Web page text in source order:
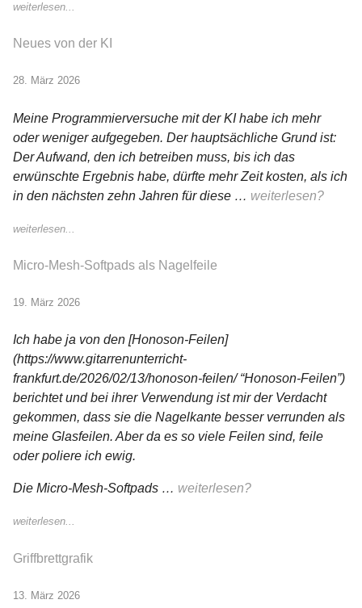
weiterlesen...
Neues von der KI
28. März 2026
Meine Programmierversuche mit der KI habe ich mehr
oder weniger aufgegeben. Der hauptsächliche Grund ist:
Der Aufwand, den ich betreiben muss, bis ich das
erwünschte Ergebnis habe, dürfte mehr Zeit kosten, als ich
in den nächsten zehn Jahren für diese … weiterlesen?
weiterlesen...
Micro-Mesh-Softpads als Nagelfeile
19. März 2026
Ich habe ja von den [Honoson-Feilen]
(https://www.gitarrenunterricht-
frankfurt.de/2026/02/13/honoson-feilen/ “Honoson-Feilen”)
berichtet und bei ihrer Verwendung ist mir der Verdacht
gekommen, dass sie die Nagelkante besser verrunden als
meine Glasfeilen. Aber da es so viele Feilen sind, feile
oder poliere ich ewig.
Die Micro-Mesh-Softpads … weiterlesen?
weiterlesen...
Griffbrettgrafik
13. März 2026